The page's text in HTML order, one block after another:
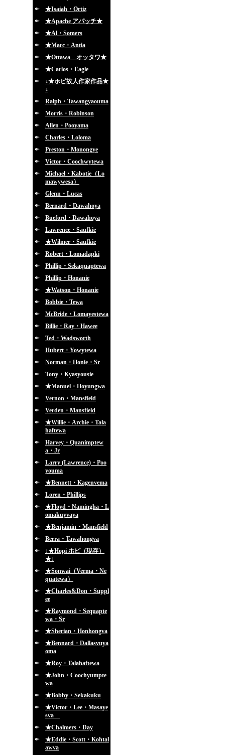
★Isaiah・Ortiz
★Apache アパッチ★
★Al・Somers
★Marc・Antia
★Ottawa オッタワ★
★Carlos・Eagle
↓★ホピ故人作家作品★
↓
Ralph・Tawangyaouma
Morris・Robinson
Allen・Pooyama
Charles・Loloma
Preston・Monongye
Victor・Coochwytewa
Michael・Kabotie（Lo
mawywesa）
Glenn・Lucas
Bernard・Dawahoya
Bueford・Dawahoya
Lawrence・Saufkie
★Wilmer・Saufkie
Robert・Lomadapki
Phillip・Sekaquaptewa
Phillip・Honanie
★Watson・Honanie
Bobbie・Tewa
McBride・Lomayestewa
Billie・Ray・Hawee
Ted・Wadsworth
Hubert・Yowytewa
Norman・Honie・Sr
Tony・Kyasyousie
★Manuel・Hoyungwa
Vernon・Mansfield
Verden・Mansfield
★Willie・Archie・Tala
haftewa
Harvey・Quanimptew
a・Jr
Larry (Lawrence)・Poo
youma
★Bennett・Kagenvema
Loren・Phillips
★Floyd・Namingha・L
omakuyvaya
★Benjamin・Mansfield
Berra・Tawahongva
↓★Hopi ホピ（現存）
★↓
★Sonwai（Verma・Ne
quatewa）
★Charles&Don・Suppl
ee
★Raymond・Sequapte
wa・Sr
★Sherian・Honhongva
★Bennard・Dallasvuya
oma
★Roy・Talahaftewa
★John・Coochyumpte
wa
★Bobby・Sekakuku
★Victor・Lee・Masaye
sva
★Chalmers・Day
★Eddie・Scott・Kohtal
awva